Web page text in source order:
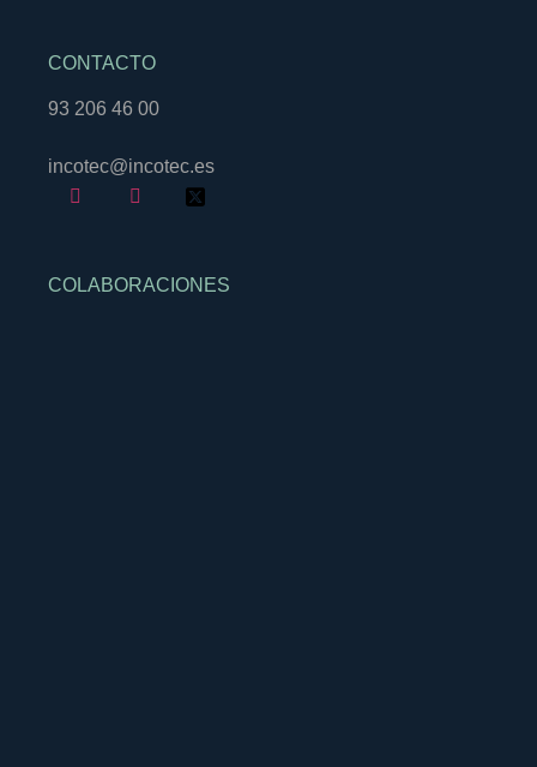
CONTACTO
93 206 46 00
incotec@incotec.es
COLABORACIONES